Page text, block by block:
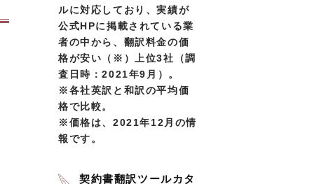
ルに対応しており、実績が
公式HPに掲載されている業
者の中から、翻訳料金の価
格が安い（※）上位3社（調
査日時：2021年9月）。
※各社英訳と和訳の平均価
格で比較。
※価格は、2021年12月の情
報です。
契約書翻訳ツールカタ